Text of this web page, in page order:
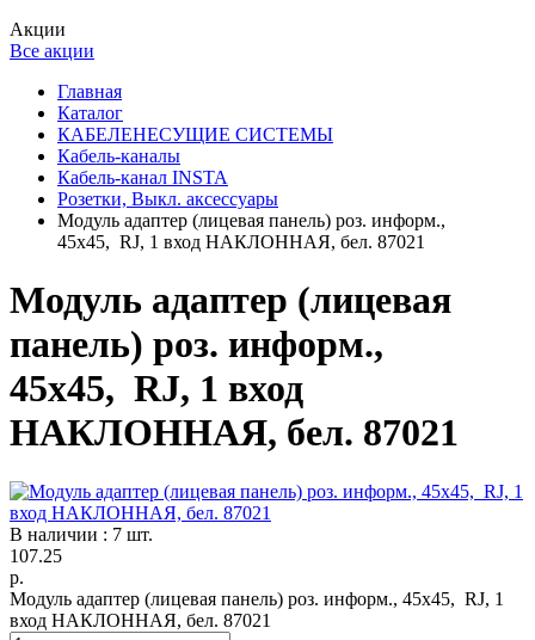
Акции
Все акции
Главная
Каталог
КАБЕЛЕНЕСУЩИЕ СИСТЕМЫ
Кабель-каналы
Кабель-канал INSTA
Розетки, Выкл. аксессуары
Модуль адаптер (лицевая панель) роз. информ.,
45x45, RJ, 1 вход НАКЛОННАЯ, бел. 87021
Модуль адаптер (лицевая
панель) роз. информ.,
45x45, RJ, 1 вход
НАКЛОННАЯ, бел. 87021
В наличии : 7 шт.
107.25
р.
Модуль адаптер (лицевая панель) роз. информ., 45x45, RJ, 1
вход НАКЛОННАЯ, бел. 87021